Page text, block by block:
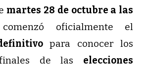
martes 28 de octubre a las
oficialmente el
para conocer los
de las elecciones